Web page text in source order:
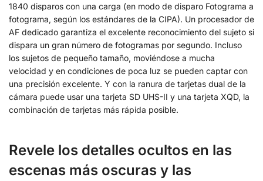
1840 disparos con una carga (en modo de disparo Fotograma a
fotograma, según los estándares de la CIPA). Un procesador de
AF dedicado garantiza el excelente reconocimiento del sujeto si
dispara un gran número de fotogramas por segundo. Incluso
los sujetos de pequeño tamaño, moviéndose a mucha
velocidad y en condiciones de poca luz se pueden captar con
una precisión excelente. Y con la ranura de tarjetas dual de la
cámara puede usar una tarjeta SD UHS-II y una tarjeta XQD, la
combinación de tarjetas más rápida posible.
Revele los detalles ocultos en las
escenas más oscuras y las